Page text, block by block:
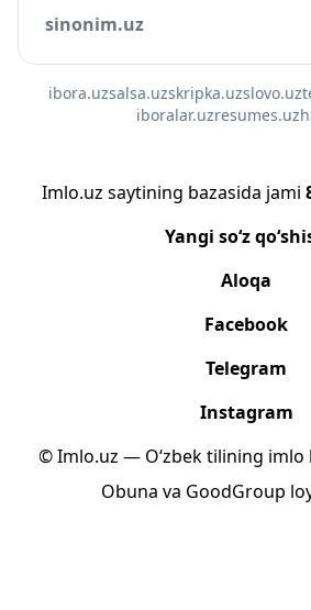
sinonim.uz
ibora.uzsalsa.uzskripka.uzslovo.uz
iboralar.uzresumes.uz
Imlo.uz saytining bazasida jami
Yangi so‘z
Aloqa
Facebook
Telegram
Instagram
© Imlo.uz — O‘zbek tilining imlo
Obuna va GoodGroup